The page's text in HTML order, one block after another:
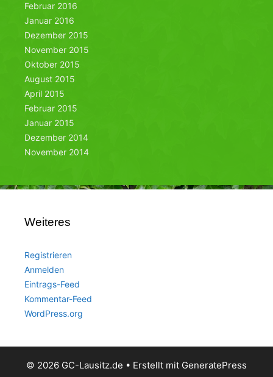
Februar 2016
Januar 2016
Dezember 2015
November 2015
Oktober 2015
August 2015
April 2015
Februar 2015
Januar 2015
Dezember 2014
November 2014
Weiteres
Registrieren
Anmelden
Eintrags-Feed
Kommentar-Feed
WordPress.org
© 2026 GC-Lausitz.de • Erstellt mit GeneratePress